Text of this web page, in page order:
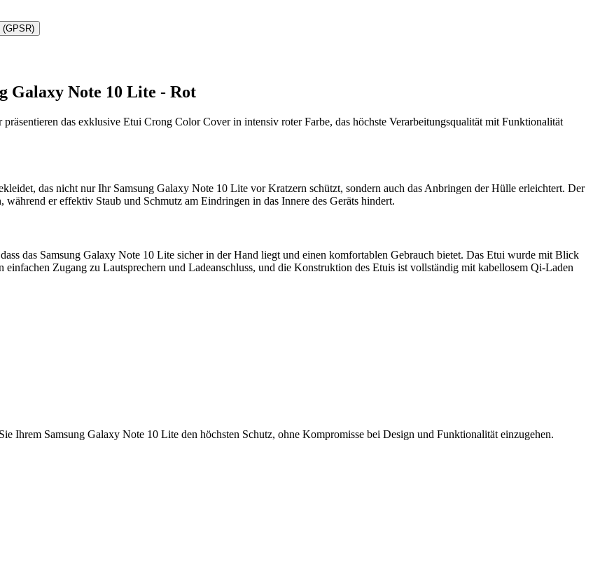
(GPSR)
Galaxy Note 10 Lite - Rot
das exklusive Etui Crong Color Cover in intensiv roter Farbe, das höchste Verarbeitungsqualität mit Funktionalität
das nicht nur Ihr Samsung Galaxy Note 10 Lite vor Kratzern schützt, sondern auch das Anbringen der Hülle erleichtert. Der
er effektiv Staub und Schmutz am Eindringen in das Innere des Geräts hindert.
das Samsung Galaxy Note 10 Lite sicher in der Hand liegt und einen komfortablen Gebrauch bietet. Das Etui wurde mit Blick
Zugang zu Lautsprechern und Ladeanschluss, und die Konstruktion des Etuis ist vollständig mit kabellosem Qi-Laden
Ihrem Samsung Galaxy Note 10 Lite den höchsten Schutz, ohne Kompromisse bei Design und Funktionalität einzugehen.